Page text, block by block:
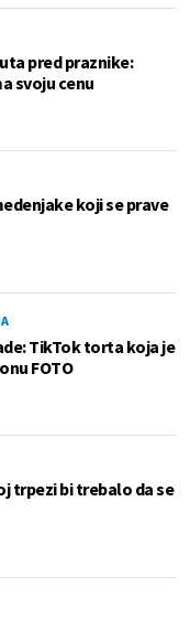
pred praznike:
svoju cenu
koji se prave
TikTok torta koja je
FOTO
trpezi bi trebalo da se